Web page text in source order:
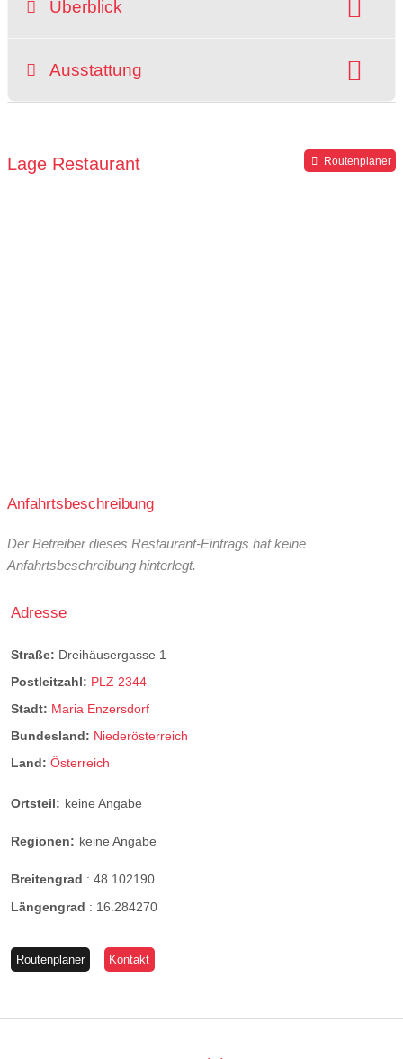
Überblick
Ausstattung
Lage Restaurant Routenplaner
Anfahrtsbeschreibung
Der Betreiber dieses Restaurant-Eintrags hat keine
Anfahrtsbeschreibung hinterlegt.
Adresse
Straße: Dreihäusergasse 1
Postleitzahl: PLZ 2344
Stadt: Maria Enzersdorf
Bundesland: Niederösterreich
Land: Österreich
Ortsteil: keine Angabe
Regionen: keine Angabe
Breitengrad : 48.102190
Längengrad : 16.284270
Routenplaner Kontakt